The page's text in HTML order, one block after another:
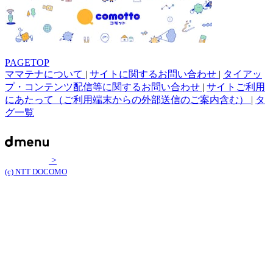
PAGETOP
ママテナについて | サイトに関するお問い合わせ | タイアッ
プ・コンテンツ配信等に関するお問い合わせ | サイトご利用
にあたって（ご利用端末からの外部送信のご案内含む） | タ
グ一覧
>
(c) NTT DOCOMO